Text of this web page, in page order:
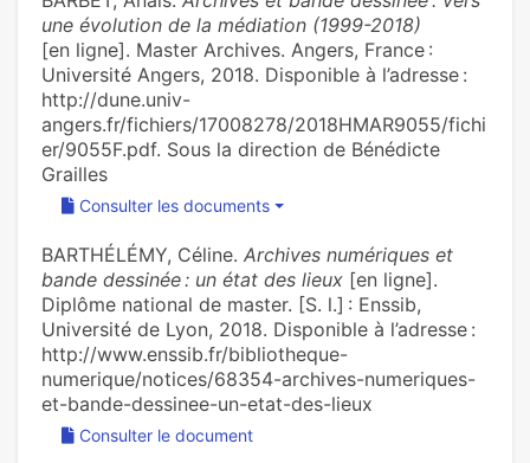
une évolution de la médiation (1999-2018)
[en ligne]. Master Archives. Angers, France :
Université Angers, 2018. Disponible à l’adresse :
http://dune.univ-
angers.fr/fichiers/17008278/2018HMAR9055/fichi
er/9055F.pdf. Sous la direction de Bénédicte
Grailles
Consulter les documents
BARTHÉLÉMY, Céline. Archives numériques et
bande dessinée : un état des lieux [en ligne].
Diplôme national de master. [S. l.] : Enssib,
Université de Lyon, 2018. Disponible à l’adresse :
http://www.enssib.fr/bibliotheque-
numerique/notices/68354-archives-numeriques-
et-bande-dessinee-un-etat-des-lieux
Consulter le document